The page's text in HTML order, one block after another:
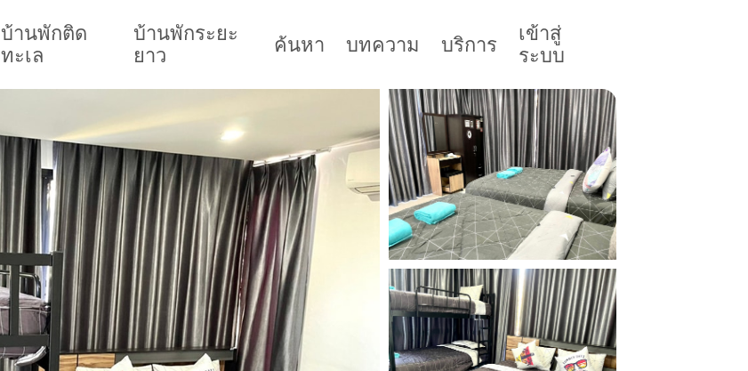
บ้านพักติด
ทะเล
บ้านพักระยะ
ยาว
ค้นหา บทความ บริการ
เข้าสู่
ระบบ